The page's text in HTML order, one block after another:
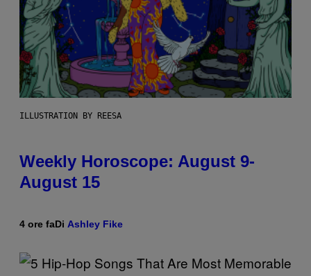
ILLUSTRATION BY REESA
Weekly Horoscope: August 9-
August 15
4 ore faDi Ashley Fike